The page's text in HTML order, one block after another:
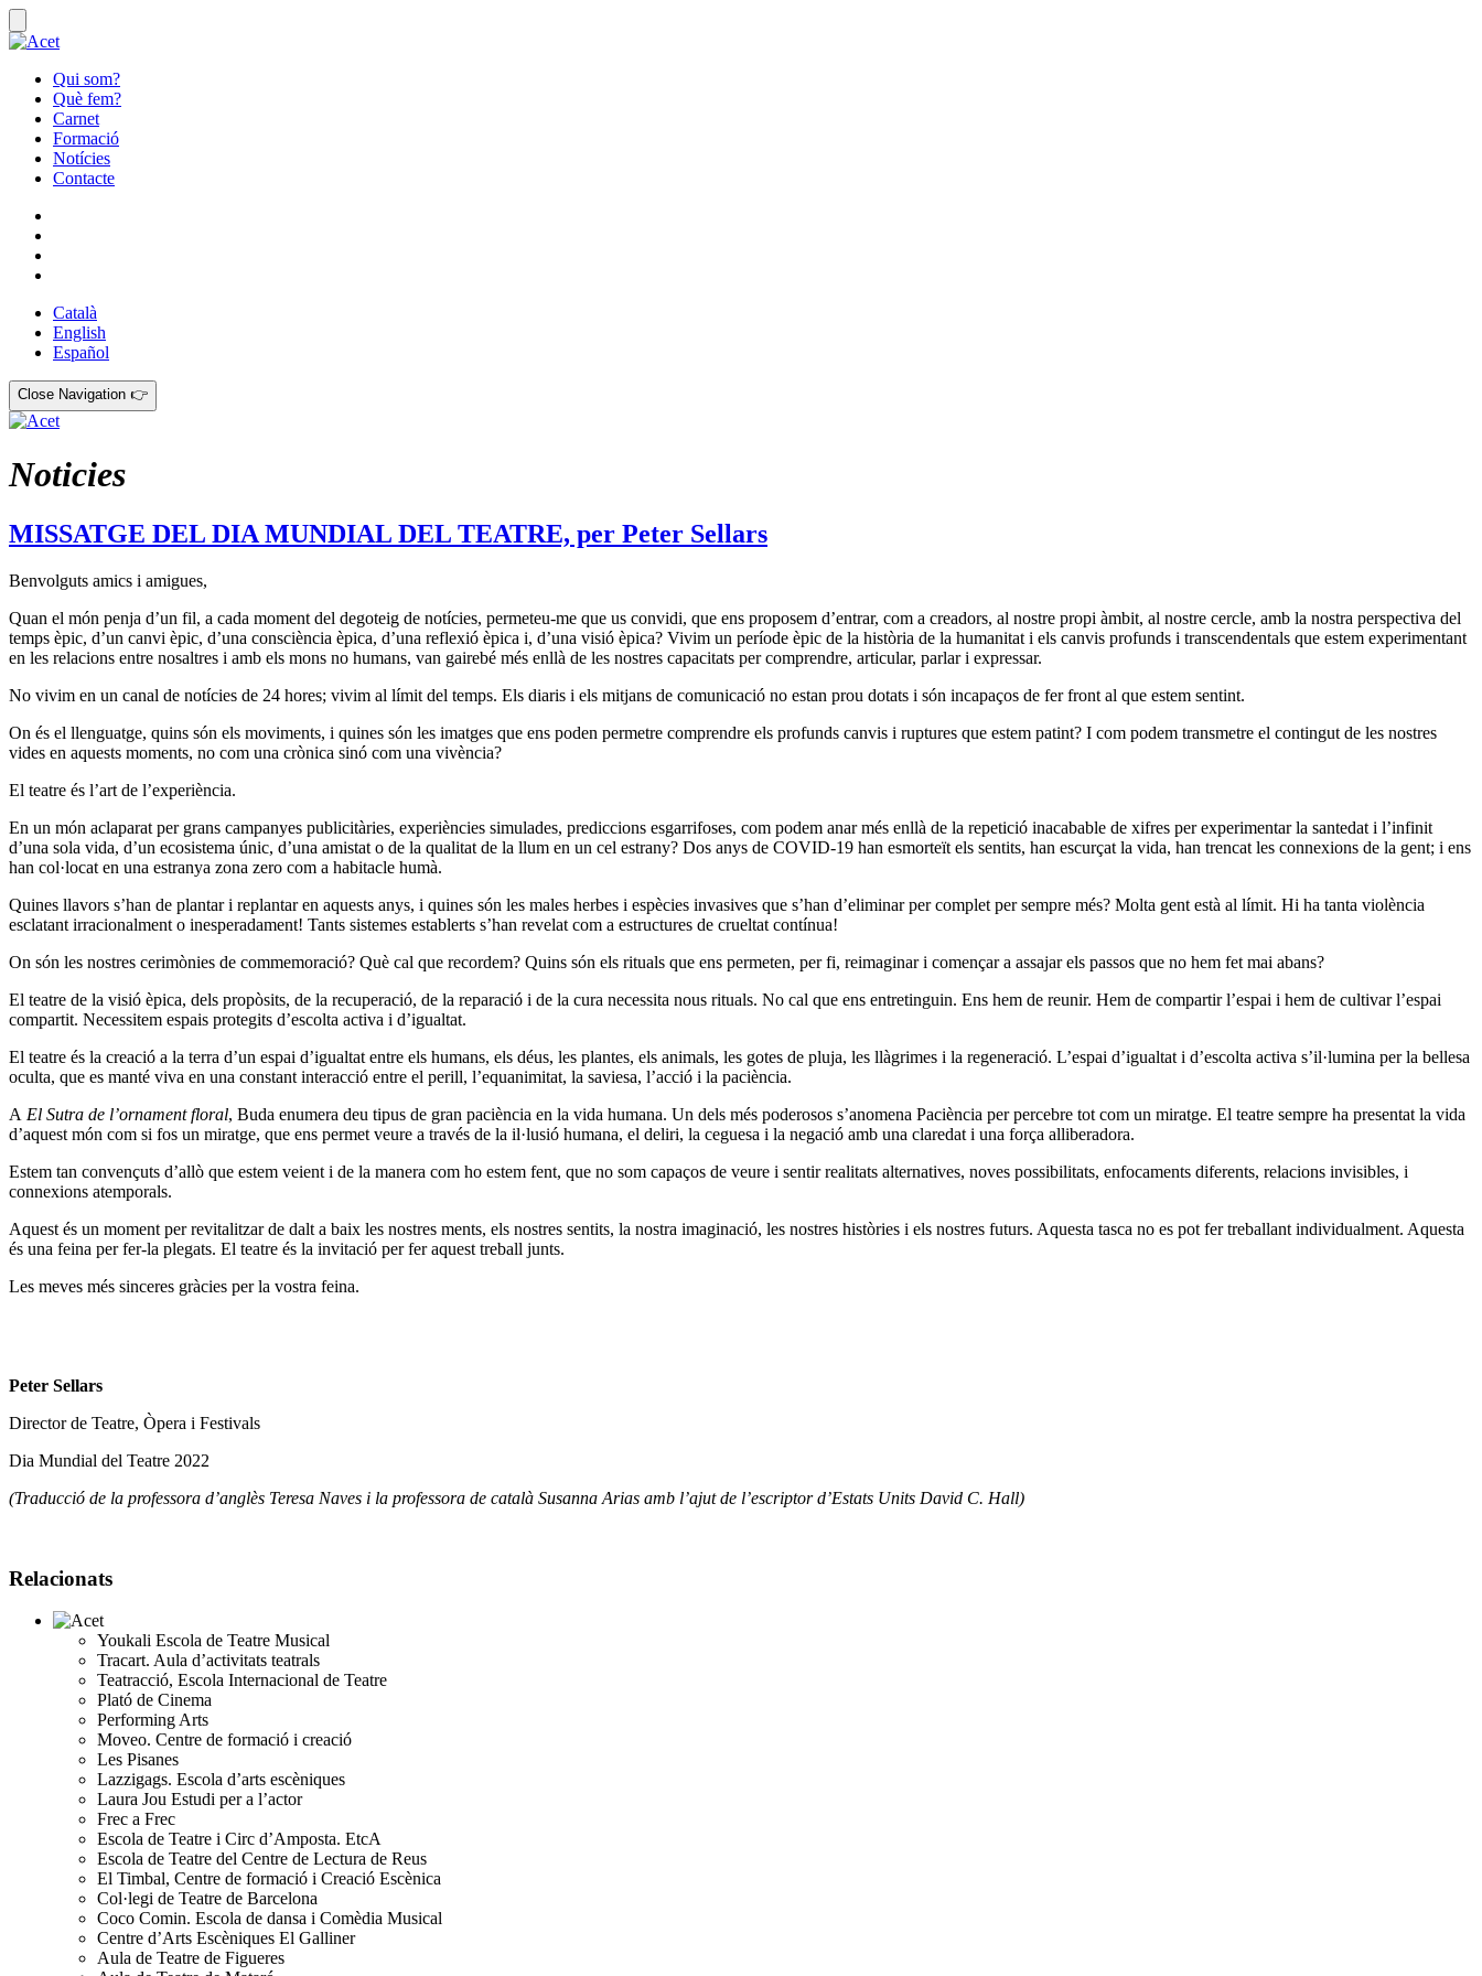
Qui som?
Què fem?
Carnet
Formació
Notícies
Contacte
Català
English
Español
Close Navigation 👉
Noticies
MISSATGE DEL DIA MUNDIAL DEL TEATRE, per Peter Sellars
Benvolguts amics i amigues,
Quan el món penja d’un fil, a cada moment del degoteig de notícies, permeteu-me que us convidi, que ens proposem d’entrar, com a creadors, al nostre propi àmbit, al nostre cercle, amb la nostra perspectiva del
temps èpic, d’un canvi èpic, d’una consciència èpica, d’una reflexió èpica i, d’una visió èpica? Vivim un període èpic de la història de la humanitat i els canvis profunds i transcendentals que estem experimentant
en les relacions entre nosaltres i amb els mons no humans, van gairebé més enllà de les nostres capacitats per comprendre, articular, parlar i expressar.
No vivim en un canal de notícies de 24 hores; vivim al límit del temps. Els diaris i els mitjans de comunicació no estan prou dotats i són incapaços de fer front al que estem sentint.
On és el llenguatge, quins són els moviments, i quines són les imatges que ens poden permetre comprendre els profunds canvis i ruptures que estem patint? I com podem transmetre el contingut de les nostres
vides en aquests moments, no com una crònica sinó com una vivència?
El teatre és l’art de l’experiència.
En un món aclaparat per grans campanyes publicitàries, experiències simulades, prediccions esgarrifoses, com podem anar més enllà de la repetició inacabable de xifres per experimentar la santedat i l’infinit
d’una sola vida, d’un ecosistema únic, d’una amistat o de la qualitat de la llum en un cel estrany? Dos anys de COVID-19 han esmorteït els sentits, han escurçat la vida, han trencat les connexions de la gent; i ens
han col·locat en una estranya zona zero com a habitacle humà.
Quines llavors s’han de plantar i replantar en aquests anys, i quines són les males herbes i espècies invasives que s’han d’eliminar per complet per sempre més? Molta gent està al límit. Hi ha tanta violència
esclatant irracionalment o inesperadament! Tants sistemes establerts s’han revelat com a estructures de crueltat contínua!
On són les nostres cerimònies de commemoració? Què cal que recordem? Quins són els rituals que ens permeten, per fi, reimaginar i començar a assajar els passos que no hem fet mai abans?
El teatre de la visió èpica, dels propòsits, de la recuperació, de la reparació i de la cura necessita nous rituals. No cal que ens entretinguin. Ens hem de reunir. Hem de compartir l’espai i hem de cultivar l’espai
compartit. Necessitem espais protegits d’escolta activa i d’igualtat.
El teatre és la creació a la terra d’un espai d’igualtat entre els humans, els déus, les plantes, els animals, les gotes de pluja, les llàgrimes i la regeneració. L’espai d’igualtat i d’escolta activa s’il·lumina per la bellesa
oculta, que es manté viva en una constant interacció entre el perill, l’equanimitat, la saviesa, l’acció i la paciència.
A El Sutra de l’ornament floral, Buda enumera deu tipus de gran paciència en la vida humana. Un dels més poderosos s’anomena Paciència per percebre tot com un miratge. El teatre sempre ha presentat la vida
d’aquest món com si fos un miratge, que ens permet veure a través de la il·lusió humana, el deliri, la ceguesa i la negació amb una claredat i una força alliberadora.
Estem tan convençuts d’allò que estem veient i de la manera com ho estem fent, que no som capaços de veure i sentir realitats alternatives, noves possibilitats, enfocaments diferents, relacions invisibles, i
connexions atemporals.
Aquest és un moment per revitalitzar de dalt a baix les nostres ments, els nostres sentits, la nostra imaginació, les nostres històries i els nostres futurs. Aquesta tasca no es pot fer treballant individualment. Aquesta
és una feina per fer-la plegats. El teatre és la invitació per fer aquest treball junts.
Les meves més sinceres gràcies per la vostra feina.
Peter Sellars
Director de Teatre, Òpera i Festivals
Dia Mundial del Teatre 2022
(Traducció de la professora d’anglès Teresa Naves i la professora de català Susanna Arias amb l’ajut de l’escriptor d’Estats Units David C. Hall)
Relacionats
Youkali Escola de Teatre Musical
Tracart. Aula d’activitats teatrals
Teatracció, Escola Internacional de Teatre
Plató de Cinema
Performing Arts
Moveo. Centre de formació i creació
Les Pisanes
Lazzigags. Escola d’arts escèniques
Laura Jou Estudi per a l’actor
Frec a Frec
Escola de Teatre i Circ d’Amposta. EtcA
Escola de Teatre del Centre de Lectura de Reus
El Timbal, Centre de formació i Creació Escènica
Col·legi de Teatre de Barcelona
Coco Comin. Escola de dansa i Comèdia Musical
Centre d’Arts Escèniques El Galliner
Aula de Teatre de Figueres